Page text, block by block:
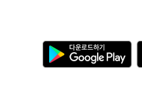
다
운
로